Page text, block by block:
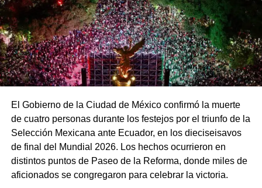
El Gobierno de la Ciudad de México confirmó la muerte
de cuatro personas durante los festejos por el triunfo de la
Selección Mexicana ante Ecuador, en los dieciseisavos
de final del Mundial 2026. Los hechos ocurrieron en
distintos puntos de Paseo de la Reforma, donde miles de
aficionados se congregaron para celebrar la victoria.